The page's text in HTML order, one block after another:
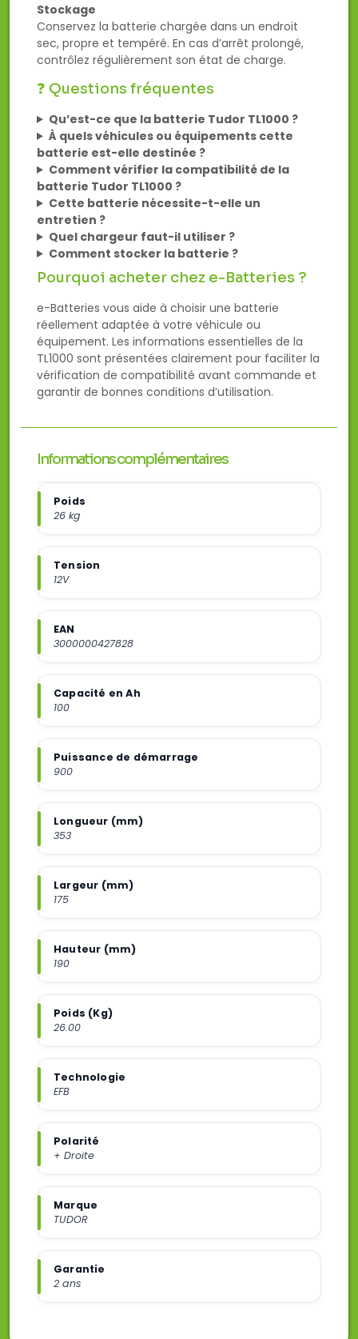
Stockage
Conservez la batterie chargée dans un endroit
sec, propre et tempéré. En cas d’arrêt prolongé,
contrôlez régulièrement son état de charge.
❓ Questions fréquentes
Qu’est-ce que la batterie Tudor TL1000 ?
À quels véhicules ou équipements cette
batterie est-elle destinée ?
Comment vérifier la compatibilité de la
batterie Tudor TL1000 ?
Cette batterie nécessite-t-elle un
entretien ?
Quel chargeur faut-il utiliser ?
Comment stocker la batterie ?
Pourquoi acheter chez e-Batteries ?
e-Batteries vous aide à choisir une batterie
réellement adaptée à votre véhicule ou
équipement. Les informations essentielles de la
TL1000 sont présentées clairement pour faciliter la
vérification de compatibilité avant commande et
garantir de bonnes conditions d’utilisation.
Informations complémentaires
Poids
26 kg
Tension
12V
EAN
3000000427828
Capacité en Ah
100
Puissance de démarrage
900
Longueur (mm)
353
Largeur (mm)
175
Hauteur (mm)
190
Poids (Kg)
26.00
Technologie
EFB
Polarité
+ Droite
Marque
TUDOR
Garantie
2 ans